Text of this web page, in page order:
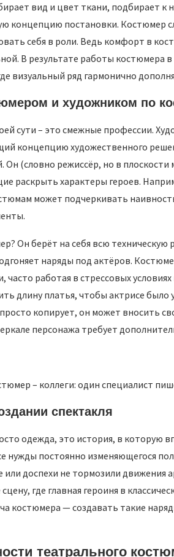
вид и цвет ткани, подбирает к
концепцию постановки. Костюмер
себя в роли. Ведь комфорт в
В результате работы костюмера
визуальный ряд гармонично
и художником по
сути – это смежные профессии.
концепцию художественного
Он (словно режиссёр, но в
раскрыть характеры героев.
может подчеркивать
Он берёт на себя всю
наряды под актёров.
часто работая в стрессовых
длину платья, чтобы актрисе было
копирует, он может вносить
персонажа требует
– коллеги: один специалист
спектакля
одежда, это история, в которую
нужды постоянно изменяющегося
доспехи не тормозили движения
где главная героиня в
костюмера — создавать такие
театрального